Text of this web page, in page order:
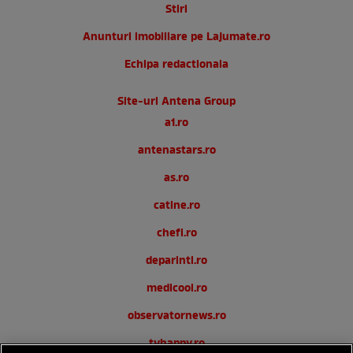
Stiri
Anunturi imobiliare pe Lajumate.ro
Echipa redactionala
Site-uri Antena Group
a1.ro
antenastars.ro
as.ro
catine.ro
chefi.ro
deparinti.ro
medicool.ro
observatornews.ro
tvhappy.ro